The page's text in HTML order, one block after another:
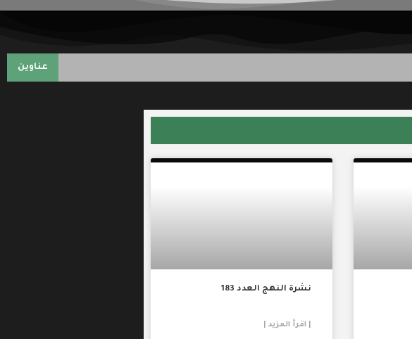
عناوين
نشرة النهج العدد 183
| اقرأ المزيد |